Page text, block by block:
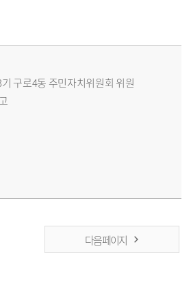
구로4동 주민자치위원회 위원
다음 페이지